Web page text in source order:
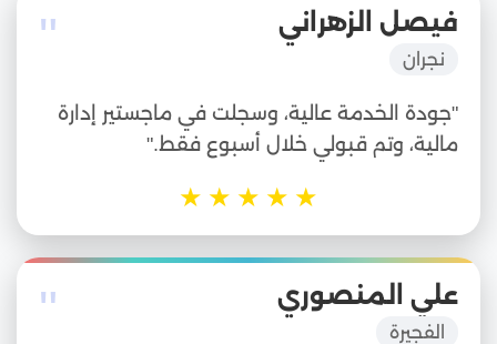
" فيصل الزهراني
نجران
"جودة الخدمة عالية، وسجلت في ماجستير إدارة
مالية، وتم قبولي خلال أسبوع فقط."
★
★
★
★
★
" علي المنصوري
الفجيرة